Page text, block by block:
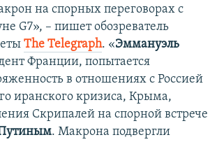
на спорных переговорах с
G7», – пишет обозреватель
The Telegraph. «Эммануэль
Франции, попытается
в отношениях с Россией
иранского кризиса, Крыма,
Скрипалей на спорной встрече
. Макрона подвергли